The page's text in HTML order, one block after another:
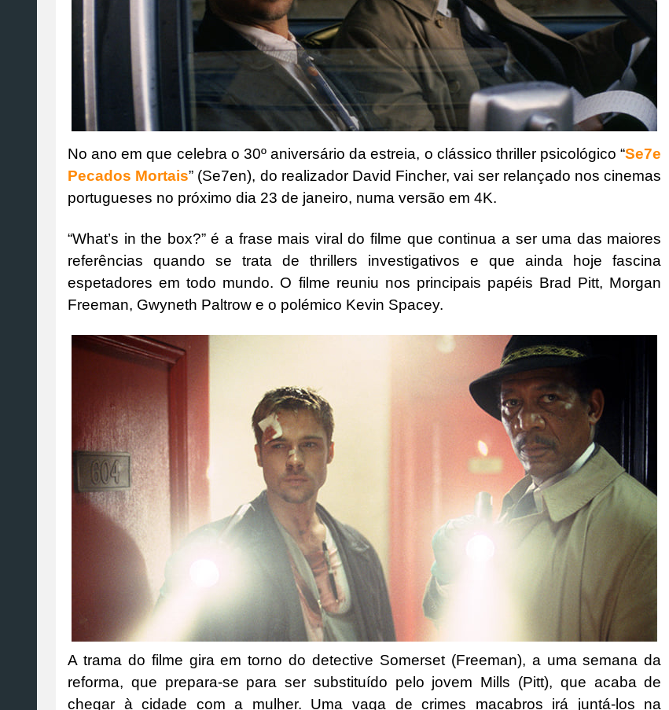
No ano em que celebra o 30º aniversário da estreia, o clássico thriller psicológico “Se7e
Pecados Mortais” (Se7en), do realizador David Fincher, vai ser relançado nos cinemas
portugueses no próximo dia 23 de janeiro, numa versão em 4K.
“What’s in the box?” é a frase mais viral do filme que continua a ser uma das maiores
referências quando se trata de thrillers investigativos e que ainda hoje fascina
espetadores em todo mundo. O filme reuniu nos principais papéis Brad Pitt, Morgan
Freeman, Gwyneth Paltrow e o polémico Kevin Spacey.
A trama do filme gira em torno do detective Somerset (Freeman), a uma semana da
reforma, que prepara-se para ser substituído pelo jovem Mills (Pitt), que acaba de
chegar à cidade com a mulher. Uma vaga de crimes macabros irá juntá-los na